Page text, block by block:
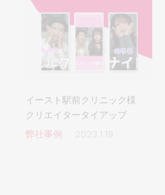
イースト駅前クリニック様
クリエイタータイアップ
弊社事例